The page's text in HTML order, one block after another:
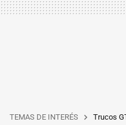
TEMAS DE INTERÉS Trucos